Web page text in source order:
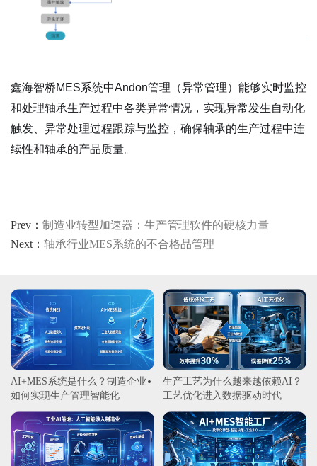
鑫海智桥MES系统中Andon管理（异常管理）能够实时监控
和处理轴承生产过程中各类异常情况，实现异常发生自动化
触发、异常处理过程跟踪与监控，确保轴承的生产过程中连
续性和轴承的产品质量。
Prev： 制造业转型加速器：生产管理软件的硬核力量
Next： 轴承行业MES系统的不合格品管理
AI+MES系统是什么？制造企业
如何实现生产管理智能化
生产工艺为什么越来越依赖AI？
工艺优化进入数据驱动时代